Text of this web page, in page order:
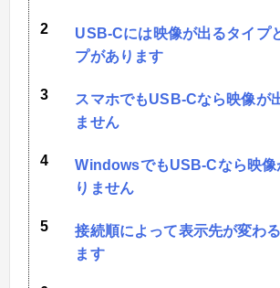
USB-Cには映像が出るタイプ
プがあります
スマホでもUSB-Cなら映像が
ません
WindowsでもUSB-Cなら映像
りません
接続順によって表示先が変わ
ます